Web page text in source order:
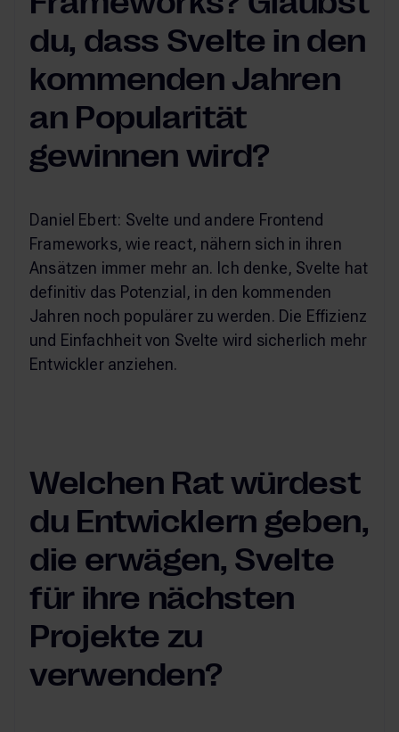
du, dass Svelte in den
kommenden Jahren
an Popularität
gewinnen wird?
Daniel Ebert: Svelte und andere Frontend
Frameworks, wie react, nähern sich in ihren
Ansätzen immer mehr an. Ich denke, Svelte hat
definitiv das Potenzial, in den kommenden
Jahren noch populärer zu werden. Die Effizienz
und Einfachheit von Svelte wird sicherlich mehr
Entwickler anziehen.
Welchen Rat würdest
du Entwicklern geben,
die erwägen, Svelte
für ihre nächsten
Projekte zu
verwenden?